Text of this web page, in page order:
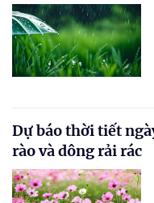
Dự báo thời tiết
rào và dông rải rác